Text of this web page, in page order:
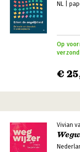
NL |
Op
€
Vivian